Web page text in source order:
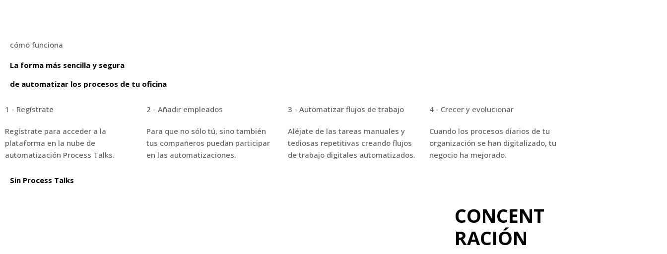
cómo funciona
La forma más sencilla y segura
de automatizar los procesos de tu oficina
1 - Regístrate
Regístrate para acceder a la
plataforma en la nube de
automatización Process Talks.
2 - Añadir empleados
Para que no sólo tú, sino también
tus compañeros puedan participar
en las automatizaciones.
3 - Automatizar flujos de trabajo
Aléjate de las tareas manuales y
tediosas repetitivas creando flujos
de trabajo digitales automatizados.
4 - Crecer y evolucionar
Cuando los procesos diarios de tu
organización se han digitalizado, tu
negocio ha mejorado.
Sin Process Talks
CONCENT
RACIÓN